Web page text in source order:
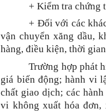
+ Kiểm tra chứng
+ Đối với các
vận chuyển xăng dầu,
hàng, điều kiện, thời
Trường hợp phát
giá biến động; hành vi
chất giao dịch; các
vi không xuất hóa